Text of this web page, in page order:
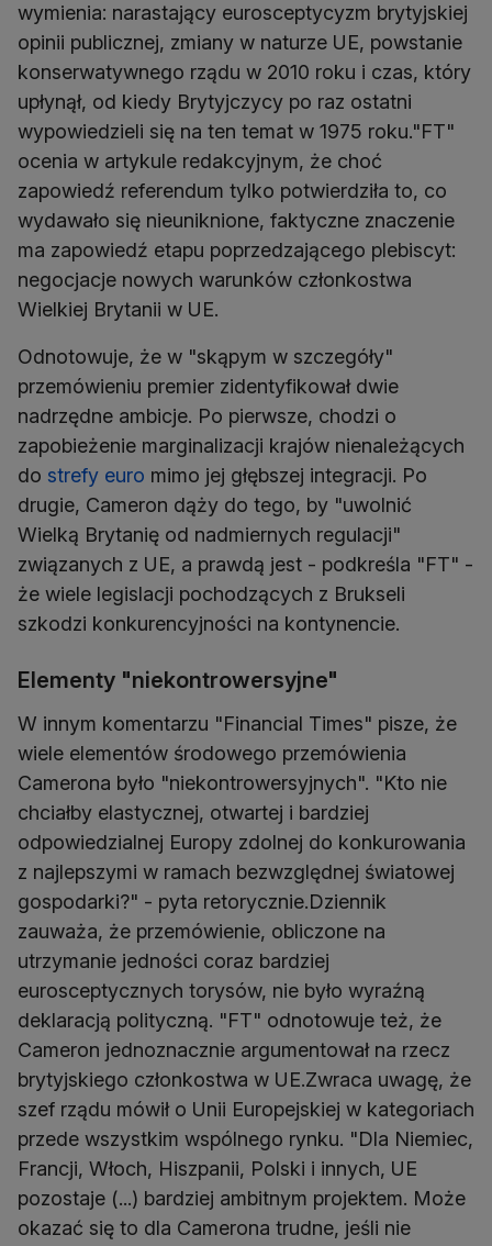
wymienia: narastający eurosceptycyzm brytyjskiej
opinii publicznej, zmiany w naturze UE, powstanie
konserwatywnego rządu w 2010 roku i czas, który
upłynął, od kiedy Brytyjczycy po raz ostatni
wypowiedzieli się na ten temat w 1975 roku."FT"
ocenia w artykule redakcyjnym, że choć
zapowiedź referendum tylko potwierdziła to, co
wydawało się nieuniknione, faktyczne znaczenie
ma zapowiedź etapu poprzedzającego plebiscyt:
negocjacje nowych warunków członkostwa
Wielkiej Brytanii w UE.
Odnotowuje, że w "skąpym w szczegóły"
przemówieniu premier zidentyfikował dwie
nadrzędne ambicje. Po pierwsze, chodzi o
zapobieżenie marginalizacji krajów nienależących
do strefy euro mimo jej głębszej integracji. Po
drugie, Cameron dąży do tego, by "uwolnić
Wielką Brytanię od nadmiernych regulacji"
związanych z UE, a prawdą jest - podkreśla "FT" -
że wiele legislacji pochodzących z Brukseli
szkodzi konkurencyjności na kontynencie.
Elementy "niekontrowersyjne"
W innym komentarzu "Financial Times" pisze, że
wiele elementów środowego przemówienia
Camerona było "niekontrowersyjnych". "Kto nie
chciałby elastycznej, otwartej i bardziej
odpowiedzialnej Europy zdolnej do konkurowania
z najlepszymi w ramach bezwzględnej światowej
gospodarki?" - pyta retorycznie.Dziennik
zauważa, że przemówienie, obliczone na
utrzymanie jedności coraz bardziej
eurosceptycznych torysów, nie było wyraźną
deklaracją polityczną. "FT" odnotowuje też, że
Cameron jednoznacznie argumentował na rzecz
brytyjskiego członkostwa w UE.Zwraca uwagę, że
szef rządu mówił o Unii Europejskiej w kategoriach
przede wszystkim wspólnego rynku. "Dla Niemiec,
Francji, Włoch, Hiszpanii, Polski i innych, UE
pozostaje (...) bardziej ambitnym projektem. Może
okazać się to dla Camerona trudne, jeśli nie